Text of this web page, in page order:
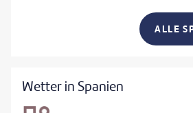
ALLE
Wetter in Spanien